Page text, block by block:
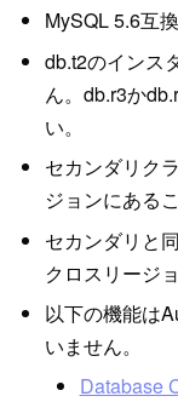
MySQL 5.6互
db.t2のインス
ん。db.r3か
い。
セカンダリク
ジョンにある
セカンダリと
クロスリージ
以下の機能は
いません。
Database